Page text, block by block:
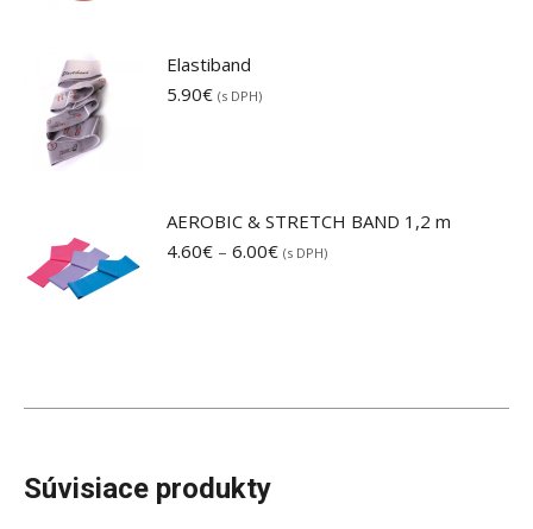
Elastiband
5.90€ (s DPH)
AEROBIC & STRETCH BAND 1,2 m
4.60€ – 6.00€Price
(s DPH)
Súvisiace produkty